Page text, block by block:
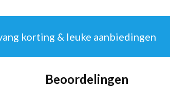
korting & leuke aanbiedingen
Beoordelingen